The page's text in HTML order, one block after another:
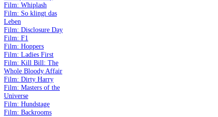
Film: Whiplash
Film: So klingt das
Leben
Film: Disclosure Day
Film: F1
Film: Hoppers
Film: Ladies First
Film: Kill Bill: The
Whole Bloody Affair
Film: Dirty Harry
Film: Masters of the
Universe
Film: Hundstage
Film: Backrooms